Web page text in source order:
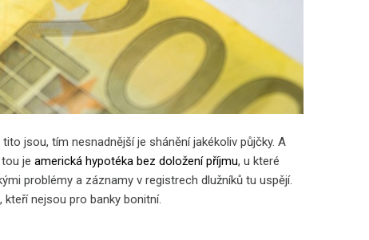
jsou, tím nesnadnější je shánění jakékoliv půjčky. A
tou jeamerická hypotéka bez doložení příjmu, u které
problémy a záznamy v registrech dlužníků tu uspějí.
nejsou pro banky bonitní.